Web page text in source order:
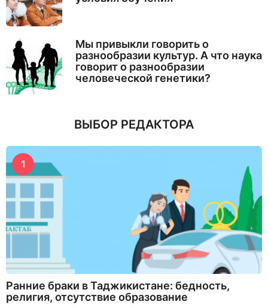
Мы привыкли говорить о
разнообразии культур. А что наука
говорит о разнообразии
человеческой генетики?
ВЫБОР РЕДАКТОРА
1
Ранние браки в Таджикистане: бедность,
религия, отсутствие образование